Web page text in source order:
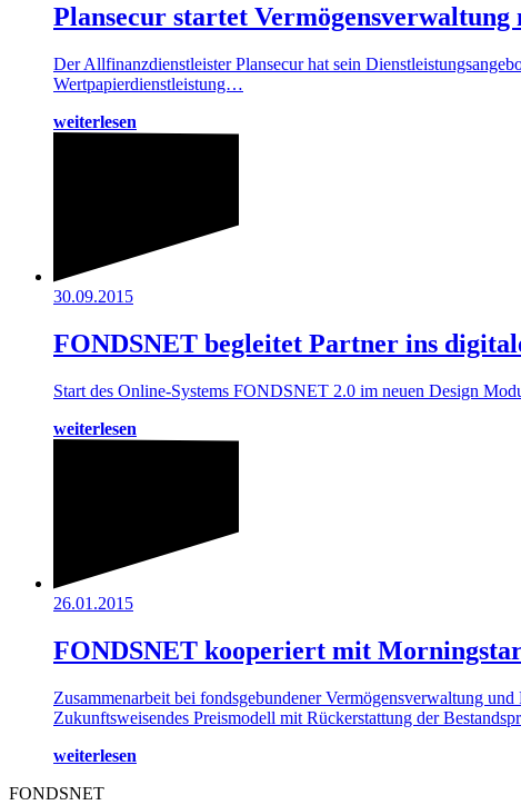
Plansecur startet
Der Allfinanzdienstleister Plansecur hat sein
Wertpapierdienstleistung…
weiterlesen
30.09.2015
FONDSNET begleitet Partner ins
Start des Online-Systems FONDSNET 2.0 im neuen Design
weiterlesen
26.01.2015
FONDSNET kooperiert mit
Zusammenarbeit bei fondsgebundener Vermögensverwaltung
Zukunftsweisendes Preismodell mit Rückerstattung der
weiterlesen
FONDSNET